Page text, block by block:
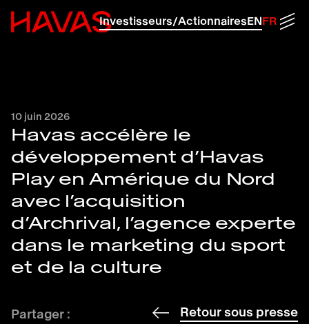
Retour à la page d'accueil d'Havas
Investisseurs/ActionnairesENFR
10 juin 2026
Havas accélère le
développement d’Havas
Play en Amérique du Nord
avec l’acquisition
d’Archrival, l’agence experte
dans le marketing du sport
et de la culture
Retour sous presse
Partager :